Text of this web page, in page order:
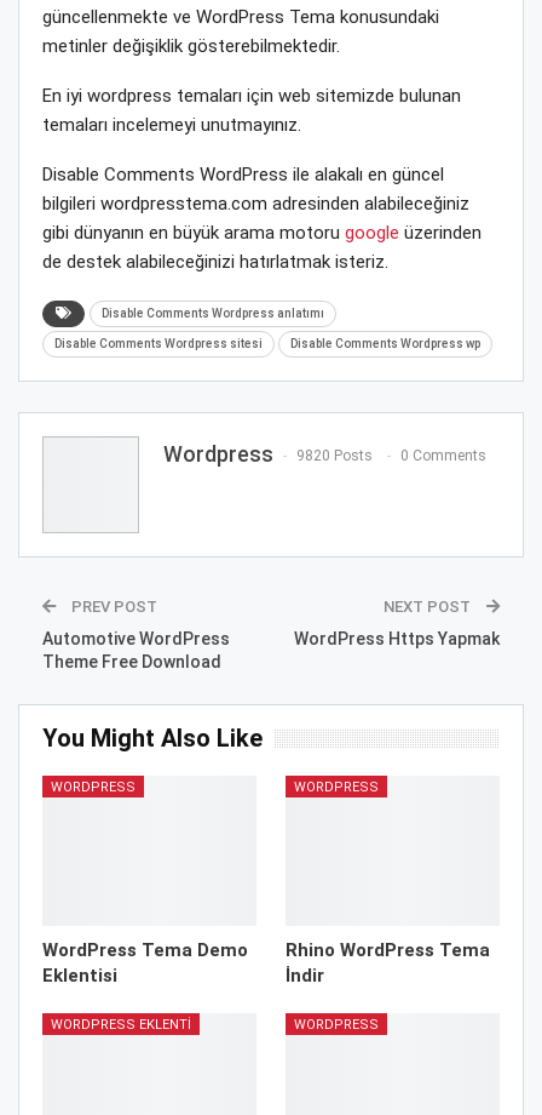
güncellenmekte ve WordPress Tema konusundaki
metinler değişiklik gösterebilmektedir.
En iyi wordpress temaları için web sitemizde bulunan
temaları incelemeyi unutmayınız.
Disable Comments WordPress ile alakalı en güncel
bilgileri wordpresstema.com adresinden alabileceğiniz
gibi dünyanın en büyük arama motoru google üzerinden
de destek alabileceğinizi hatırlatmak isteriz.
Disable Comments Wordpress anlatımı
Disable Comments Wordpress sitesi Disable Comments Wordpress wp
Wordpress 9820 Posts 0 Comments
PREV POST
Automotive WordPress
Theme Free Download
NEXT POST
WordPress Https Yapmak
You Might Also Like
WORDPRESS
WordPress Tema Demo
Eklentisi
WORDPRESS
Rhino WordPress Tema
İndir
WORDPRESS EKLENTI WORDPRESS